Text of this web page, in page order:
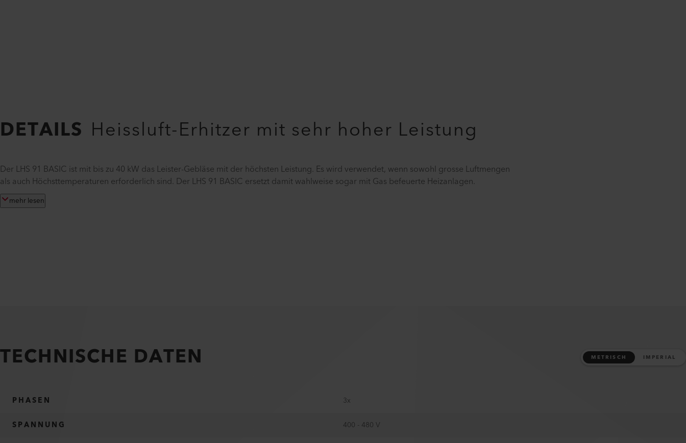
DETAILS Heissluft-Erhitzer mit sehr hoher Leistung
Der LHS 91 BASIC ist mit bis zu 40 kW das Leister-Gebläse mit der höchsten Leistung. Es wird verwendet, wenn sowohl grosse Luftmengen
als auch Höchsttemperaturen erforderlich sind. Der LHS 91 BASIC ersetzt damit wahlweise sogar mit Gas befeuerte Heizanlagen.
mehr lesen
TECHNISCHE DATEN METRISCH IMPERIAL
PHASEN
3x
SPANNUNG
400 - 480 V